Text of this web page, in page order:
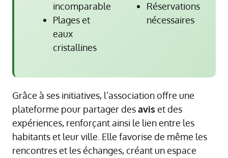
incomparable
Plages et
eaux
cristallines
Réservations
nécessaires
Grâce à ses initiatives, l’association offre une
plateforme pour partager desavis et des
expériences, renforçant ainsi le lien entre les
habitants et leur ville. Elle favorise de même les
rencontres et les échanges, créant un espace